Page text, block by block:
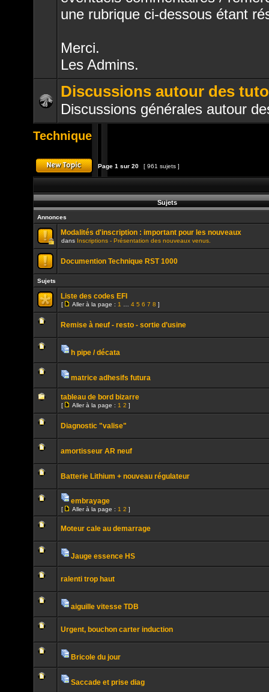
une rubrique ci-dessous étant
Merci.
Les Admins.
Aucun
non
lu
Discussions autour des
Discussions générales autour
Technique
Publier un nouveau sujet
Page 1 sur 20 [ 961 sujets ]
Sujets
Annonces
Ce
est
Vous
ne
pouvez
pas
publier
modifier
messages.
Modalités d'inscription : important pour les nouveaux
dans Inscriptions - Présentation des nouveaux venus.
Aucun
message
non
Documention Technique RST 1000
Sujets
Aucun
non
Liste des codes EFI
[
la
page
Aller à la page : 1 4 5 6 7 8 ]
Aucun
non
Remise à neuf - resto - sortie d’usine
Aucun
non
Pièces
jointes
h pipe / décata
Aucun
message
non
jointes
matrice adhesifs futura
Aucun
non
tableau de bord bizarre
[
la
page
Aller à la page : 1 2 ]
Aucun
non
Diagnostic "valise"
Aucun
non
amortisseur AR neuf
Aucun
message
non
Batterie Lithium + nouveau régulateur
Aucun
non
Pièces
jointes
embrayage
[
Aller
la
Aller à la page : 1 2 ]
Aucun
non
Moteur cale au demarrage
Aucun
non
Pièces
jointes
Jauge essence HS
Aucun
non
ralenti trop haut
Aucun
non
Pièces
jointes
aiguille vitesse TDB
Aucun
non
Urgent, bouchon carter induction
Aucun
non
jointes
Bricole du jour
Saccade et prise diag